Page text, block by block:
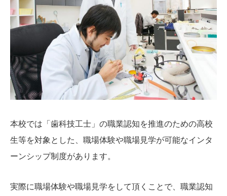
本校では「歯科技工士」の職業認知を推進のための高校
生等を対象とした、職場体験や職場見学が可能なインタ
ーンシップ制度があります。
実際に職場体験や職場見学をして頂くことで、職業認知